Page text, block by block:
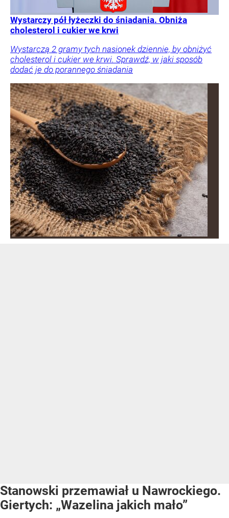
Wystarczy pół łyżeczki do śniadania. Obniża
cholesterol i cukier we krwi
Wystarczą 2 gramy tych nasionek dziennie, by obniżyć
cholesterol i cukier we krwi. Sprawdź, w jaki sposób
dodać je do porannego śniadania
Stanowski przemawiał u Nawrockiego.
Giertych: „Wazelina jakich mało”